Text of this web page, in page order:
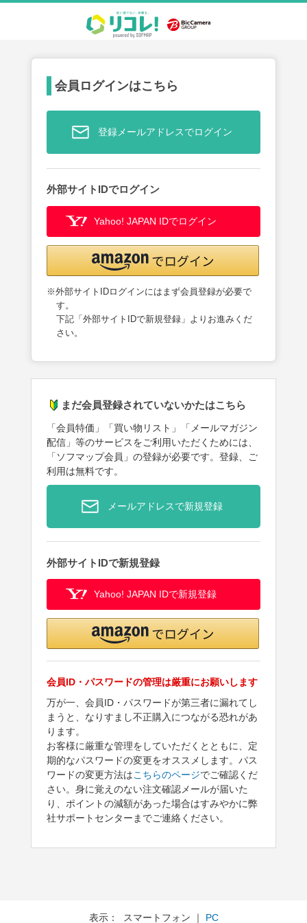
会員ログインはこちら
登録メールアドレスでログイン
外部サイトIDでログイン
Yahoo! JAPAN IDでログイン
※外部サイトIDログインにはまず会員登録が必要で
す。
下記「外部サイトIDで新規登録」よりお進みくだ
さい。
まだ会員登録されていないかたはこちら
「会員特価」「買い物リスト」「メールマガジン
配信」等のサービスをご利用いただくためには、
「ソフマップ会員」の登録が必要です。登録、ご
利用は無料です。
メールアドレスで新規登録
外部サイトIDで新規登録
Yahoo! JAPAN IDで新規登録
会員ID・パスワードの管理は厳重にお願いします
万が一、会員ID・パスワードが第三者に漏れてし
まうと、なりすまし不正購入につながる恐れがあ
ります。
お客様に厳重な管理をしていただくとともに、定
期的なパスワードの変更をオススメします。パス
ワードの変更方法はこちらのページでご確認くだ
さい。身に覚えのない注文確認メールが届いた
り、ポイントの減額があった場合はすみやかに弊
社サポートセンターまでご連絡ください。
表示： スマートフォン ｜ PC